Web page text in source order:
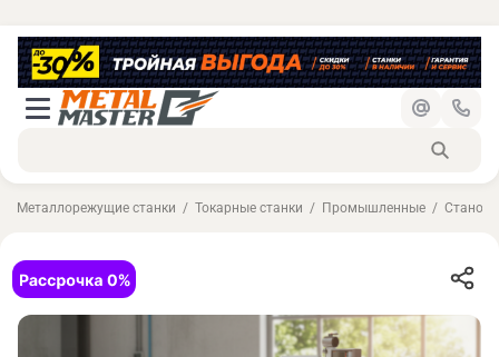
Металлорежущие станки Токарные станки Промышленные Станок